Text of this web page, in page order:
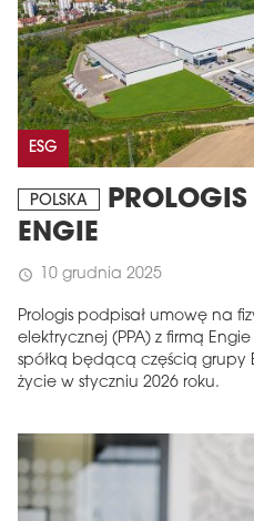
ESG
POLSKA
ENGIE
schedule 10 grudnia 2025
Prologis podpisał umowę na
elektrycznej (PPA) z firmą
spółką będącą częścią grupy
życie w styczniu 2026 roku.